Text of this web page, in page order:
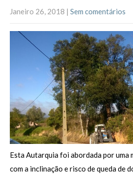
Janeiro 26, 2018 | Sem comentários
Esta Autarquia foi abordada por uma
com a inclinação e risco de queda de